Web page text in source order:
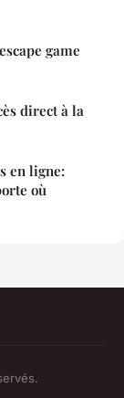
game
direct à la
en ligne:
où